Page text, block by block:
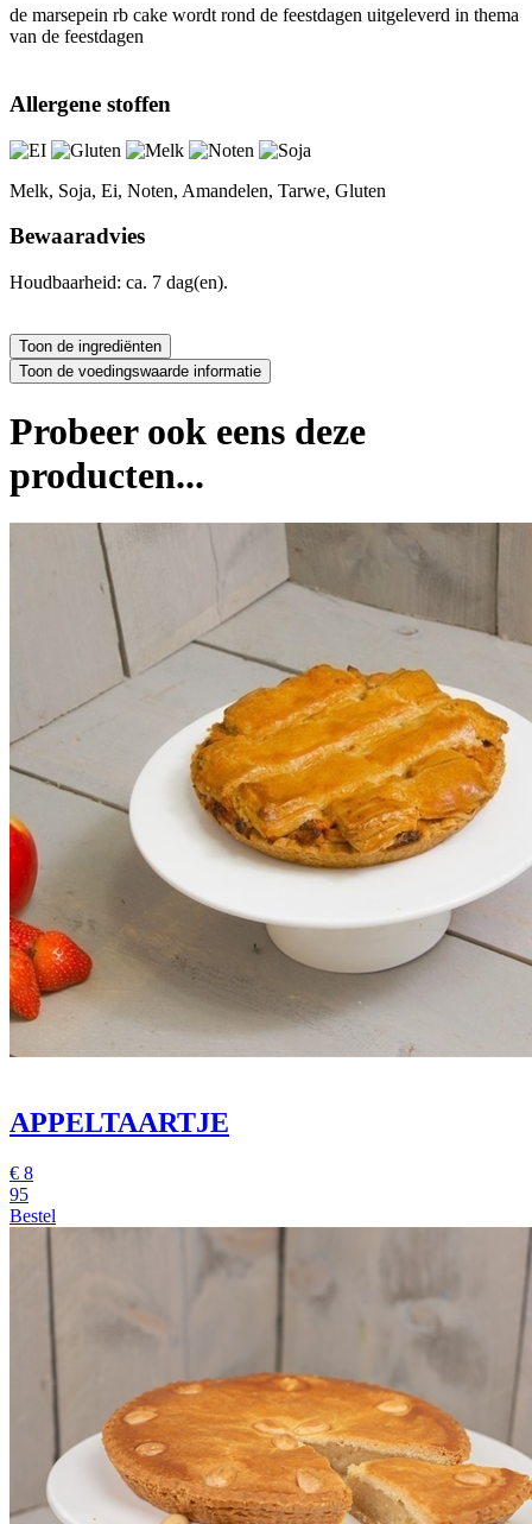
de marsepein rb cake wordt rond de feestdagen uitgeleverd in thema
van de feestdagen
Allergene stoffen
Melk, Soja, Ei, Noten, Amandelen, Tarwe, Gluten
Bewaaradvies
Houdbaarheid: ca. 7 dag(en).
Probeer ook eens deze
producten...
APPELTAARTJE
€ 8
95
Bestel